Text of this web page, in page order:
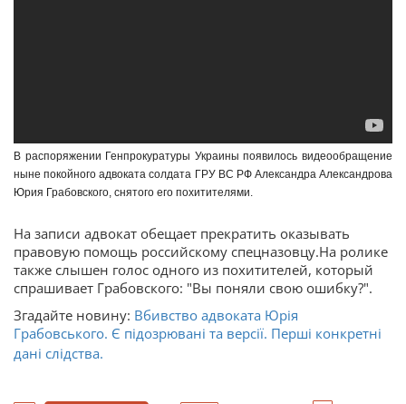
В распоряжении Генпрокуратуры Украины появилось видеообращение
ныне покойного адвоката солдата ГРУ ВС РФ Александра Александрова
Юрия Грабовского, снятого его похитителями.
На записи адвокат обещает прекратить оказывать
правовую помощь российскому спецназовцу.На ролике
также слышен голос одного из похитителей, который
спрашивает Грабовского: "Вы поняли свою ошибку?".
Згадайте новину: Вбивство адвоката Юрія
Грабовського. Є підозрювані та версії. Перші конкретні
дані слідства.